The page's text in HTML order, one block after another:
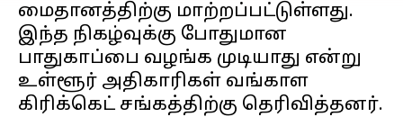
மைதானத்திற்கு மாற்றப்பட்டுள்ளது.
இந்த நிகழ்வுக்கு போதுமான
பாதுகாப்பை வழங்க முடியாது என்று
உள்ளூர் அதிகாரிகள் வங்காள
கிரிக்கெட் சங்கத்திற்கு தெரிவித்தனர்.